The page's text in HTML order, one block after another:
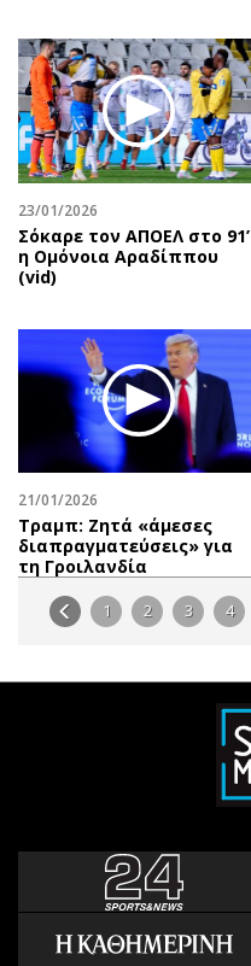
23/01/2026
Σόκαρε τον ΑΠΟΕΛ στο 91’
η Ομόνοια Αραδίππου
(vid)
21/01/2026
Τραμπ: Ζητά «άμεσες
διαπραγματεύσεις» για
τη Γροιλανδία
1 2 3 4